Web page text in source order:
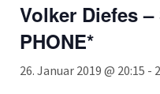
Volker Diefes
PHONE*
26. Januar 2019 @ 20:15 -